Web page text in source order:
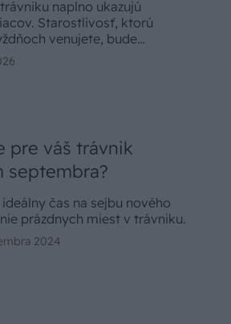
naplno ukazujú
Starostlivosť, ktorú
venujete, bude
v lete hustý a zelený alebo
rýchlo vyriešiť tri
pre váš trávnik
septembra?
čas na sejbu nového
prázdnych miest v trávniku.
2024